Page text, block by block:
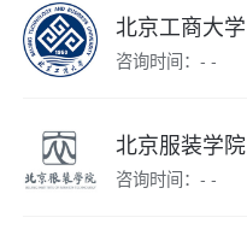
北京工商大学
咨询时间：- -
北京服装学院
咨询时间：- -